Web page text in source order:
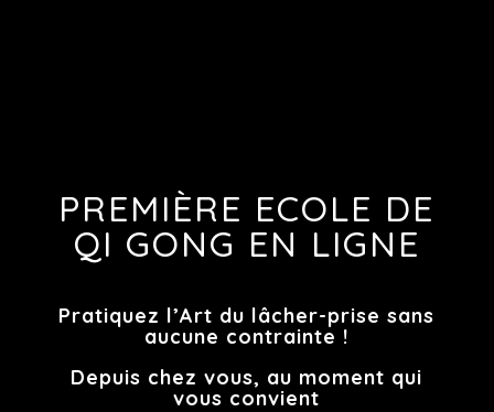
PREMIÈRE ECOLE DE
QI GONG EN LIGNE
Pratiquez l’Art du lâcher-prise sans
aucune contrainte !
Depuis chez vous, au moment qui
vous convient